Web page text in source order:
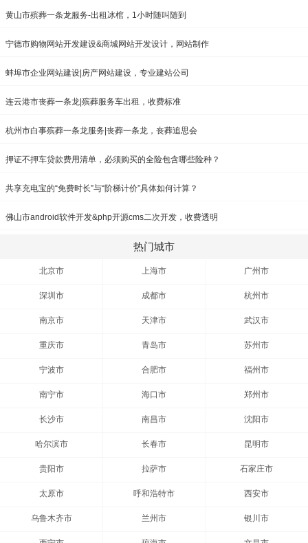
黄山市殡葬一条龙服务-出租冰棺，1小时随叫随到
宁德市购物网站开发建设&商城网站开发设计，网站制作
蚌埠市企业网站建设|房产网站建设，专业建站公司
连云港市丧葬一条龙|殡葬服务车出租，收费标准
杭州市白事殡葬一条龙服务|丧葬一条龙，丧葬追思会
押证不押车贷款费用清单，必须购买的全险包含哪些险种？
共享充电宝的“免费时长”与“阶梯计价”具体如何计算？
佛山市android软件开发&php开源cms二次开发，收费透明
热门城市
北京市 上海市 广州市
深圳市 成都市 杭州市
南京市 天津市 武汉市
重庆市 青岛市 苏州市
宁波市 合肥市 福州市
南宁市 海口市 郑州市
长沙市 南昌市 沈阳市
哈尔滨市 长春市 昆明市
贵阳市 拉萨市 石家庄市
太原市 呼和浩特市 西安市
乌鲁木齐市 兰州市 银川市